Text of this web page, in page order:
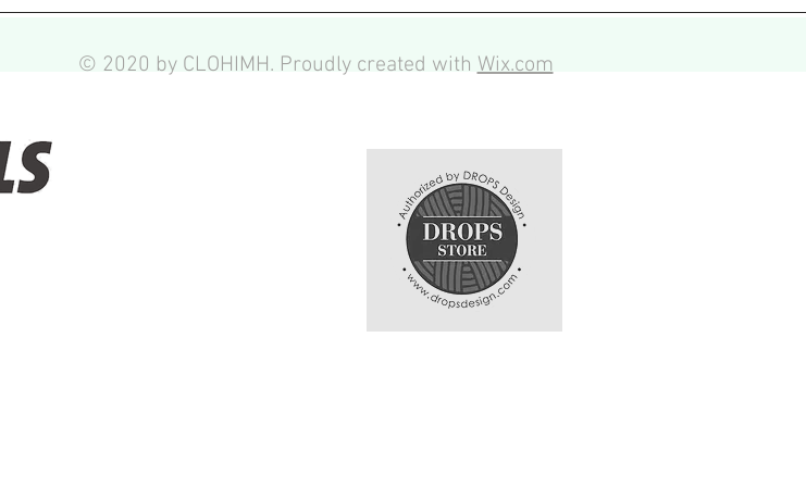
© 2020 by CLOHIMH. Proudly created withWix.com